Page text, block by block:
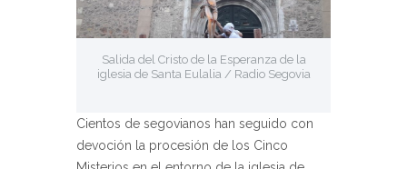
Salida del Cristo de la Esperanza de la
iglesia de Santa Eulalia / Radio Segovia
Cientos de segovianos han seguido con
devoción la procesión de los Cinco